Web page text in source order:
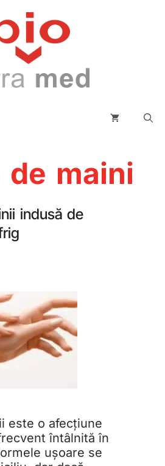
de maini
indusă de
este o afecțiune
întâlnită în
ușoare se